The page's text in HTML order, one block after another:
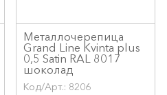
Металлочерепица
Grand Line Kvinta plus
0,5 Satin RAL 8017
шоколад
Код/Арт.: 8206